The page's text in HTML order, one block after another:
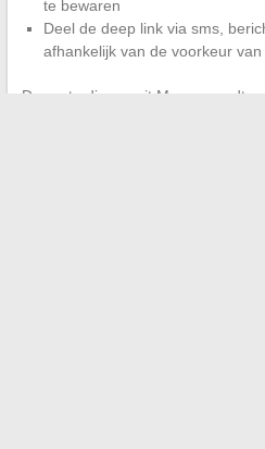
te bewaren
Deel de deep link via sms,
afhankelijk van de voorkeur
De route die vanuit Mappy wordt